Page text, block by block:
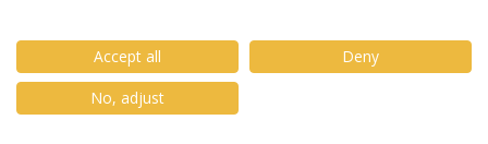
© 2026 Universidade Católica Portuguesa
Accept all
Deny
No, adjust